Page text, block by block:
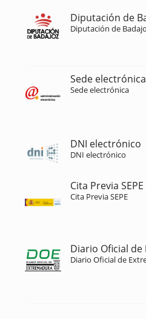
Diputación de
Diputación de
Sede electrónica
Sede electrónica
DNI electrónico
DNI electrónico
Cita Previa SEPE
Cita Previa SEPE
Diario Oficial
Diario Oficial de